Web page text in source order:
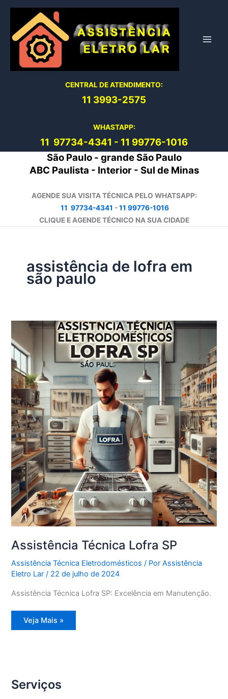
conteúdo
CENTRAL DE ATENDIMENTO:
11 3993-2575
WHASTAPP:
11 97734-4341 - 11 99776-1016
São Paulo - grande São Paulo
ABC Paulista - Interior - Sul de Minas
AGENDE SUA VISITA TÉCNICA PELO WHATSAPP:
11 97734-4341 -11 99776-1016
CLIQUE E AGENDE TÉCNICO NA SUA CIDADE
assistência de lofra em
são paulo
Assistência Técnica Lofra SP
Assistência Técnica Eletrodomésticos / PorAssistência
Eletro Lar/ 22 de julho de 2024
Assistência Técnica Lofra SP: Excelência em Manutenção.
Assistência
Técnica
Veja Mais »
Serviços